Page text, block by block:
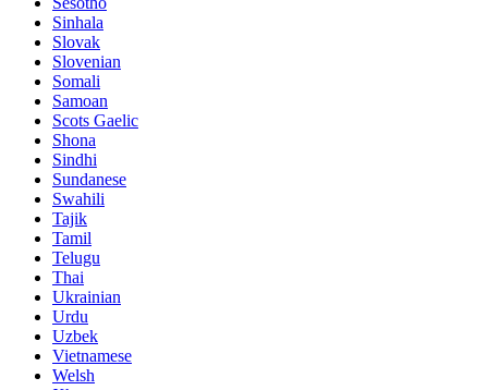
Sinhala
Slovak
Slovenian
Somali
Samoan
Scots Gaelic
Shona
Sindhi
Sundanese
Swahili
Tajik
Tamil
Telugu
Thai
Ukrainian
Urdu
Uzbek
Vietnamese
Welsh